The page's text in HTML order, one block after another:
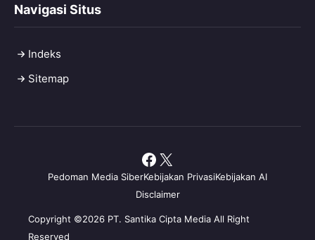
Navigasi Situs
Indeks
Sitemap
Copyright ©2026 PT. Santika Cipta Media All Right
Reserved
Pedoman Media SiberKebijakan PrivasiKebijakan AI
Disclaimer
Facebook
X